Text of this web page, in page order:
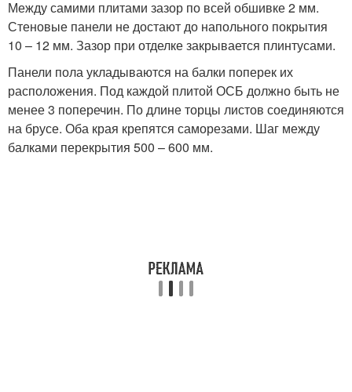
Между самими плитами зазор по всей обшивке 2 мм.
Стеновые панели не достают до напольного покрытия
10 – 12 мм. Зазор при отделке закрывается плинтусами.
Панели пола укладываются на балки поперек их
расположения. Под каждой плитой ОСБ должно быть не
менее 3 поперечин. По длине торцы листов соединяются
на брусе. Оба края крепятся саморезами. Шаг между
балками перекрытия 500 – 600 мм.